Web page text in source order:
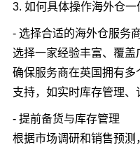
3. 如何具体操作海外仓一
- 选择合适的海外仓服务
选择一家经验丰富、覆盖
确保服务商在英国拥有
支持，如实时库存管理、
- 提前备货与库存管理
根据市场调研和销售预